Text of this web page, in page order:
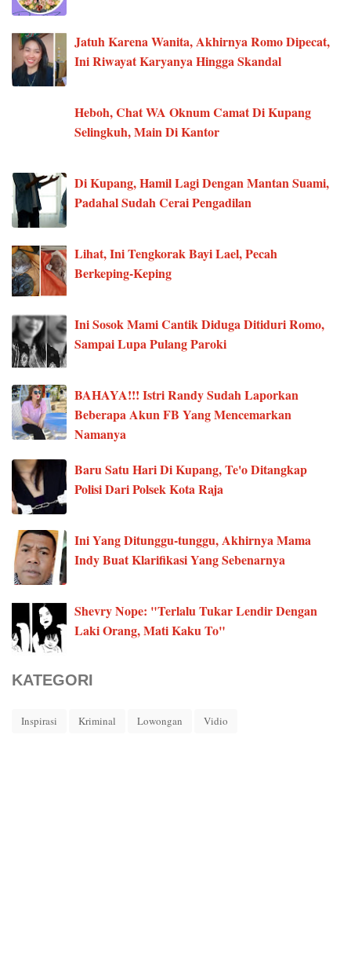
Jatuh Karena Wanita, Akhirnya Romo Dipecat,
Ini Riwayat Karyanya Hingga Skandal
Heboh, Chat WA Oknum Camat Di Kupang
Selingkuh, Main Di Kantor
Di Kupang, Hamil Lagi Dengan Mantan Suami,
Padahal Sudah Cerai Pengadilan
Lihat, Ini Tengkorak Bayi Lael, Pecah
Berkeping-Keping
Ini Sosok Mami Cantik Diduga Ditiduri Romo,
Sampai Lupa Pulang Paroki
BAHAYA!!! Istri Randy Sudah Laporkan
Beberapa Akun FB Yang Mencemarkan
Namanya
Baru Satu Hari Di Kupang, Te'o Ditangkap
Polisi Dari Polsek Kota Raja
Ini Yang Ditunggu-tunggu, Akhirnya Mama
Indy Buat Klarifikasi Yang Sebenarnya
Shevry Nope: "Terlalu Tukar Lendir Dengan
Laki Orang, Mati Kaku To"
KATEGORI
Inspirasi Kriminal Lowongan Vidio